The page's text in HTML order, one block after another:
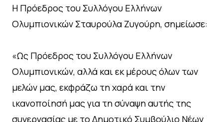
Η Πρόεδρος του Συλλόγου Ελλήνων
Ολυμπιονικών Σταυρούλα Ζυγούρη, σημείωσε:
«Ως Πρόεδρος του Συλλόγου Ελλήνων
Ολυμπιονικών, αλλά και εκ μέρους όλων των
μελών μας, εκφράζω τη χαρά και την
ικανοποίησή μας για τη σύναψη αυτής της
συνεργασίας με το Δημοτικό Συμβούλιο Νέων